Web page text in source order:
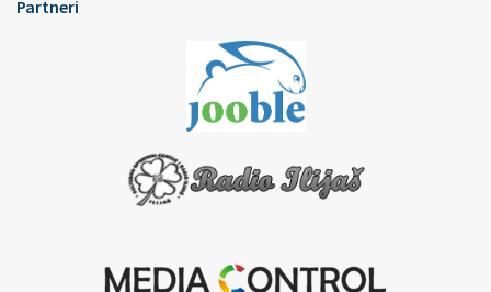
Partneri